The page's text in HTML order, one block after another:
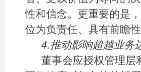
性和信念。更重要的是
位为负责任、具有前瞻
4.推动影响超越业务
董事会应授权管理层